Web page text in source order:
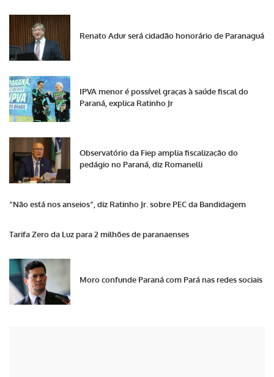
Renato Adur será cidadão honorário de Paranaguá
IPVA menor é possível graças à saúde fiscal do
Paraná, explica Ratinho Jr
Observatório da Fiep amplia fiscalização do
pedágio no Paraná, diz Romanelli
“Não está nos anseios”, diz Ratinho Jr. sobre PEC da Bandidagem
Tarifa Zero da Luz para 2 milhões de paranaenses
Moro confunde Paraná com Pará nas redes sociais